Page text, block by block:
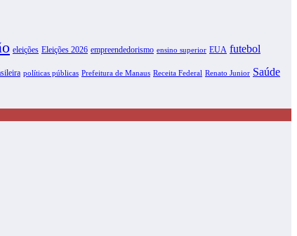
eleições Eleições 2026 empreendedorismo ensino superior EUA futebol
políticas públicas Prefeitura de Manaus Receita Federal Renato Junior Saúde